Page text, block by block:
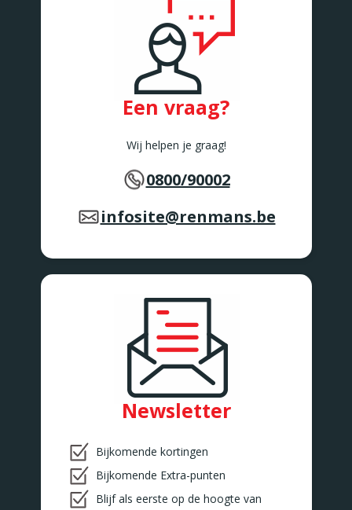
Een vraag?
Wij helpen je graag!
0800/90002
infosite@renmans.be
Newsletter
Bijkomende kortingen
Bijkomende Extra-punten
Blijf als eerste op de hoogte van